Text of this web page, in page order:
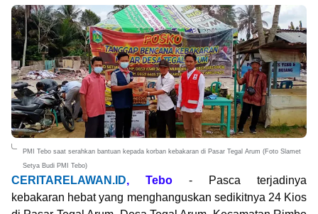
PMI Tebo saat serahkan bantuan kepada korban kebakaran di Pasar Tegal Arum (Foto Slamet
Setya Budi PMI Tebo)
CERITARELAWAN.ID, Tebo - Pasca terjadinya
kebakaran hebat yang menghanguskan sedikitnya 24 Kios